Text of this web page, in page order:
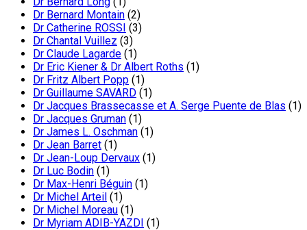
Dr Bernard Montain (2)
Dr Catherine ROSSI (3)
Dr Chantal Vuillez (3)
Dr Claude Lagarde (1)
Dr Eric Kiener & Dr Albert Roths (1)
Dr Fritz Albert Popp (1)
Dr Guillaume SAVARD (1)
Dr Jacques Brassecasse et A. Serge Puente de Blas (1)
Dr Jacques Gruman (1)
Dr James L. Oschman (1)
Dr Jean Barret (1)
Dr Jean-Loup Dervaux (1)
Dr Luc Bodin (1)
Dr Max-Henri Béguin (1)
Dr Michel Arteil (1)
Dr Michel Moreau (1)
Dr Myriam ADIB-YAZDI (1)